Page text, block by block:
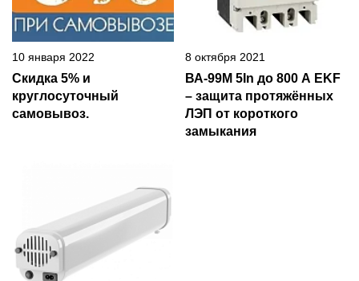
10 января 2022
Скидка 5% и
круглосуточный
самовывоз.
8 октября 2021
ВА-99М 5In до 800 А EKF
– защита протяжённых
ЛЭП от короткого
замыкания